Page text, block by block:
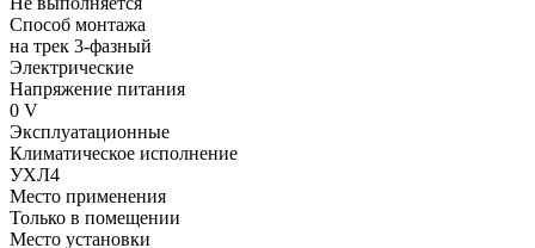
Способ монтажа
на трек 3-фазный
Электрические
Напряжение питания
0 V
Эксплуатационные
Климатическое исполнение
УХЛ4
Место применения
Только в помещении
Место установки